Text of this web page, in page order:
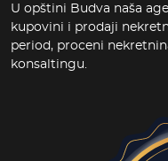
U opštini Budva naša
kupovini i prodaji
period, proceni
konsaltingu.